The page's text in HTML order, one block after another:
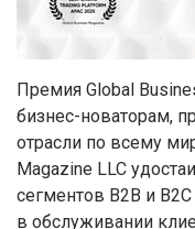
Премия Global
бизнес-новаторам,
отрасли по всему
Magazine LLC
сегментов B2B и
в обслуживании